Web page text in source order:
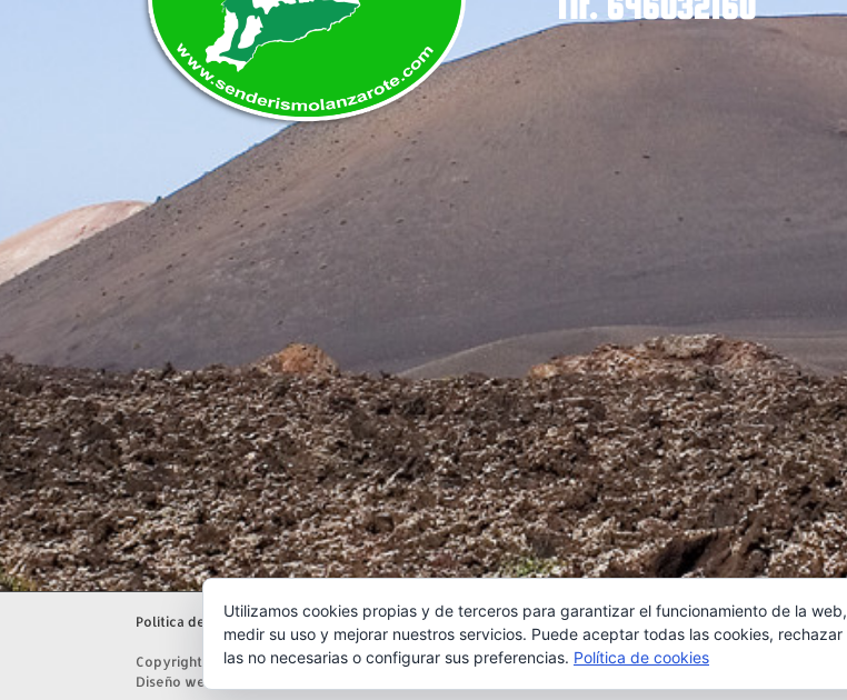
Política de gestión ambiental|Aviso legal | Política de privacidad|Política de cookies
Copyright 2026 - Senderismo Lanzarote
Diseño web por
Utilizamos cookies propias y de terceros para garantizar el funcionamiento de la web,
medir su uso y mejorar nuestros servicios. Puede aceptar todas las cookies, rechazar
las no necesarias o configurar sus preferencias. Política de cookies